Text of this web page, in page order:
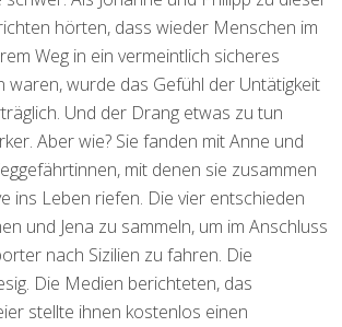
hörten, dass wieder Menschen im
Weg in ein vermeintlich sicheres
waren, wurde das Gefühl der Untätigkeit
Und der Drang etwas zu tun
Aber wie? Sie fanden mit Anne und
mit denen sie zusammen
ins Leben riefen. Die vier entschieden
und Jena zu sammeln, um im Anschluss
nach Sizilien zu fahren. Die
Die Medien berichteten, das
stellte ihnen kostenlos einen